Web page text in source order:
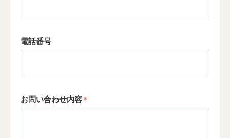
電話番号
お問い合わせ内容